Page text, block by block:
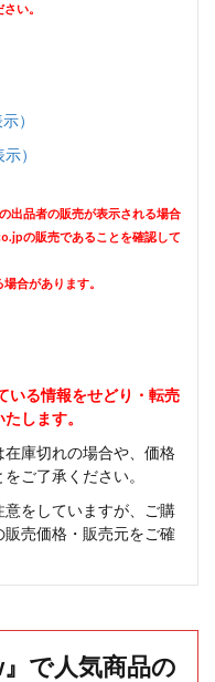
い。
）
）
出品者の販売が表示される場合
の販売であることを確認して
合があります。
いる情報をせどり・転売
します。
庫切れの場合や、価格
ご了承ください。
をしていますが、ご購
販売価格・販売元をご確
で人気商品の